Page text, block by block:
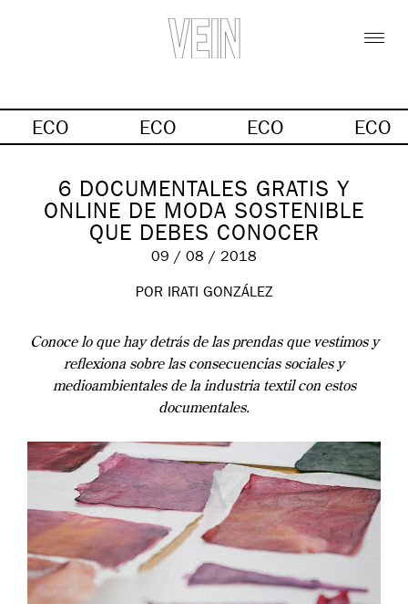
ECO ECO ECO ECO
6 DOCUMENTALES GRATIS Y
ONLINE DE MODA SOSTENIBLE
QUE DEBES CONOCER
09 / 08 / 2018
POR IRATI GONZÁLEZ
Conoce lo que hay detrás de las prendas que vestimos y
reflexiona sobre las consecuencias sociales y
medioambientales de la industria textil con estos
documentales.